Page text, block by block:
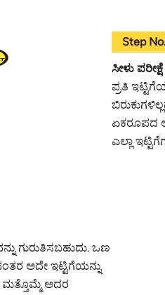
Step
ಸೀಳು ಪರೀಕ್ಷೆ
ಪ್ರತಿ
ಏಕರೂಪದ
ಎಲ್ಲಾ
ಗುರುತಿಸಬಹುದು. ಒಣ
ಅದೇ ಇಟ್ಟಿಗೆಯನ್ನು
ಮತ್ತೊಮ್ಮೆ ಅದರ